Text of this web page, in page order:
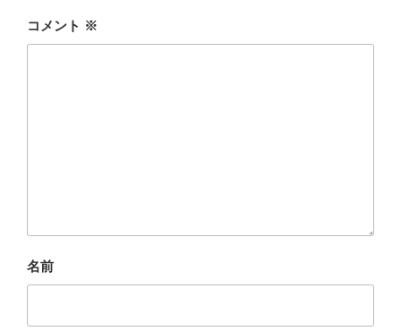
コメント ※
名前